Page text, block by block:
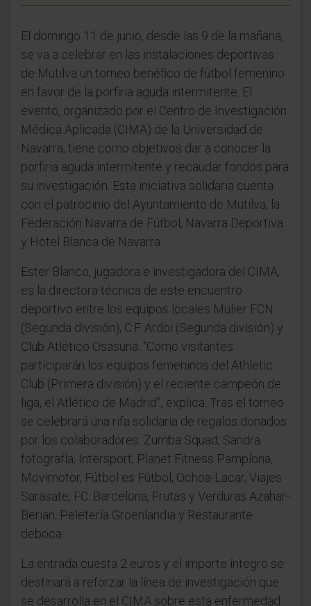
El domingo 11 de junio, desde las 9 de la mañana,
se va a celebrar en las instalaciones deportivas
de Mutilva un torneo benéfico de fútbol femenino
en favor de la porfiria aguda intermitente. El
evento, organizado por el Centro de Investigación
Médica Aplicada (CIMA) de la Universidad de
Navarra, tiene como objetivos dar a conocer la
porfiria aguda intermitente y recaudar fondos para
su investigación. Esta iniciativa solidaria cuenta
con el patrocinio del Ayuntamiento de Mutilva, la
Federación Navarra de Fútbol, Navarra Deportiva
y Hotel Blanca de Navarra.
Ester Blanco, jugadora e investigadora del CIMA,
es la directora técnica de este encuentro
deportivo entre los equipos locales Mulier FCN
(Segunda división), C.F. Ardoi (Segunda división) y
Club Atlético Osasuna. “Como visitantes
participarán los equipos femeninos del Athletic
Club (Primera división) y el reciente campeón de
liga, el Atlético de Madrid”, explica. Tras el torneo
se celebrará una rifa solidaria de regalos donados
por los colaboradores: Zumba Squad, Sandra
fotografía, Intersport, Planet Fitness Pamplona,
Movimotor, Fútbol es Fútbol, Ochoa-Lacar, Viajes
Sarasate, FC. Barcelona, Frutas y Verduras Azahar-
Berian, Peletería Groenlandia y Restaurante
deboca.
La entrada cuesta 2 euros y el importe íntegro se
destinará a reforzar la línea de investigación que
se desarrolla en el CIMA sobre esta enfermedad